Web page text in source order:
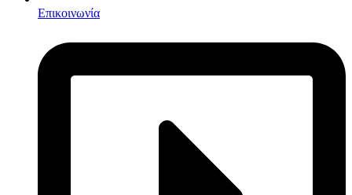
Επικοινωνία